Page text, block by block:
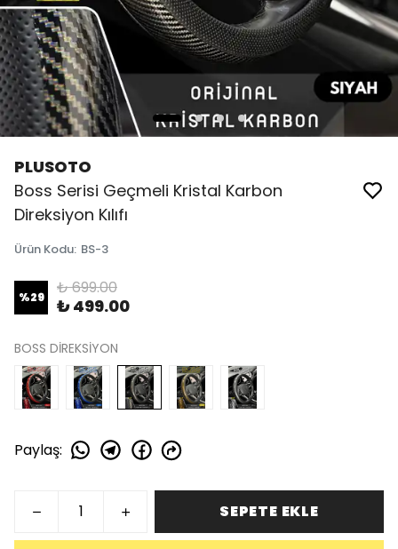
PLUSOTO
Boss Serisi Geçmeli Kristal Karbon
Direksiyon Kılıfı
Ürün Kodu: BS-3
%29 ₺ 699.00
₺ 499.00
BOSS DİREKSİYON
Paylaş:
SEPETE EKLE